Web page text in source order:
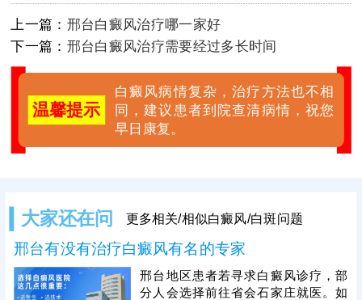
上一篇： 邢台白癜风治疗哪一家好
下一篇： 邢台白癜风治疗需要经过多长时间
温馨提示
白癜风病情复杂，治疗方法也不相
同，建议患者到院查清病情，祝您
早日康复。
大家还在问 更多相关/相似白癜风/白斑问题
邢台有没有治疗白癜风有名的专家
邢台地区患者若寻求白癜风诊疗，部
分人会选择前往省会石家庄就医。如